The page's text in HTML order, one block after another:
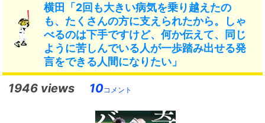
横田「2回も大きい病気を乗り越えたの
も、たくさんの方に支えられたから。しゃ
べるのは下手ですけど、何か伝えて、同じ
ように苦しんでいる人が一歩踏み出せる発
言をできる人間になりたい」
1946 views 10コメント